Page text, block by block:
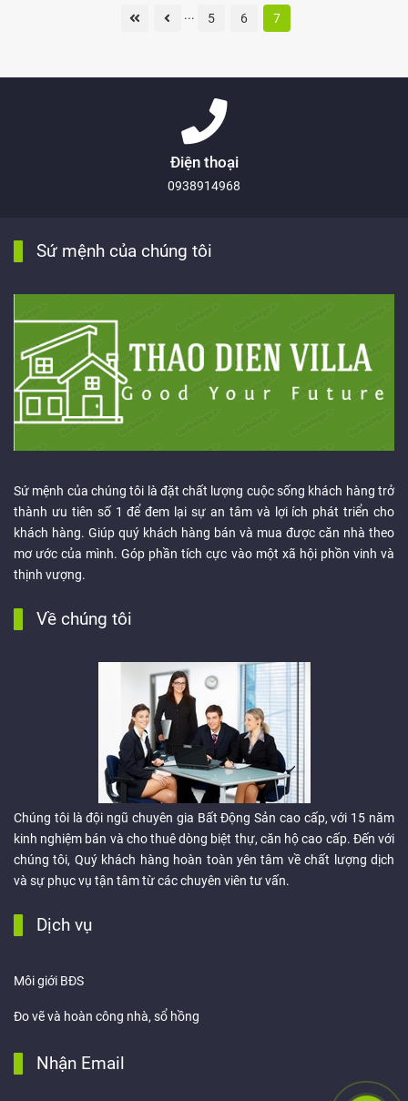
... 5 6 7
Điện thoại
0938914968
Sứ mệnh của chúng tôi
Sứ mệnh của chúng tôi là đặt chất lượng cuộc sống khách hàng trở
thành ưu tiên số 1 để đem lại sự an tâm và lợi ích phát triển cho
khách hàng. Giúp quý khách hàng bán và mua được căn nhà theo
mơ ước của mình. Góp phần tích cực vào một xã hội phồn vinh và
thịnh vượng.
Về chúng tôi
Chúng tôi là đội ngũ chuyên gia Bất Động Sản cao cấp, với 15 năm
kinh nghiệm bán và cho thuê dòng biệt thự, căn hộ cao cấp. Đến với
chúng tôi, Quý khách hàng hoàn toàn yên tâm về chất lượng dịch
và sự phục vụ tận tâm từ các chuyên viên tư vấn.
Dịch vụ
Môi giới BĐS
Đo vẽ và hoàn công nhà, sổ hồng
Nhận Email